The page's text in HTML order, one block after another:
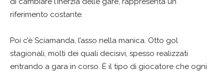
riferimento costante.
Poi c’è Sciamanda, l’asso nella manica. Otto gol
stagionali, molti dei quali decisivi, spesso realizzati
entrando a gara in corso. È il tipo di giocatore che ogni